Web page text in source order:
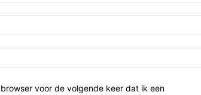
voor de volgende keer dat ik een